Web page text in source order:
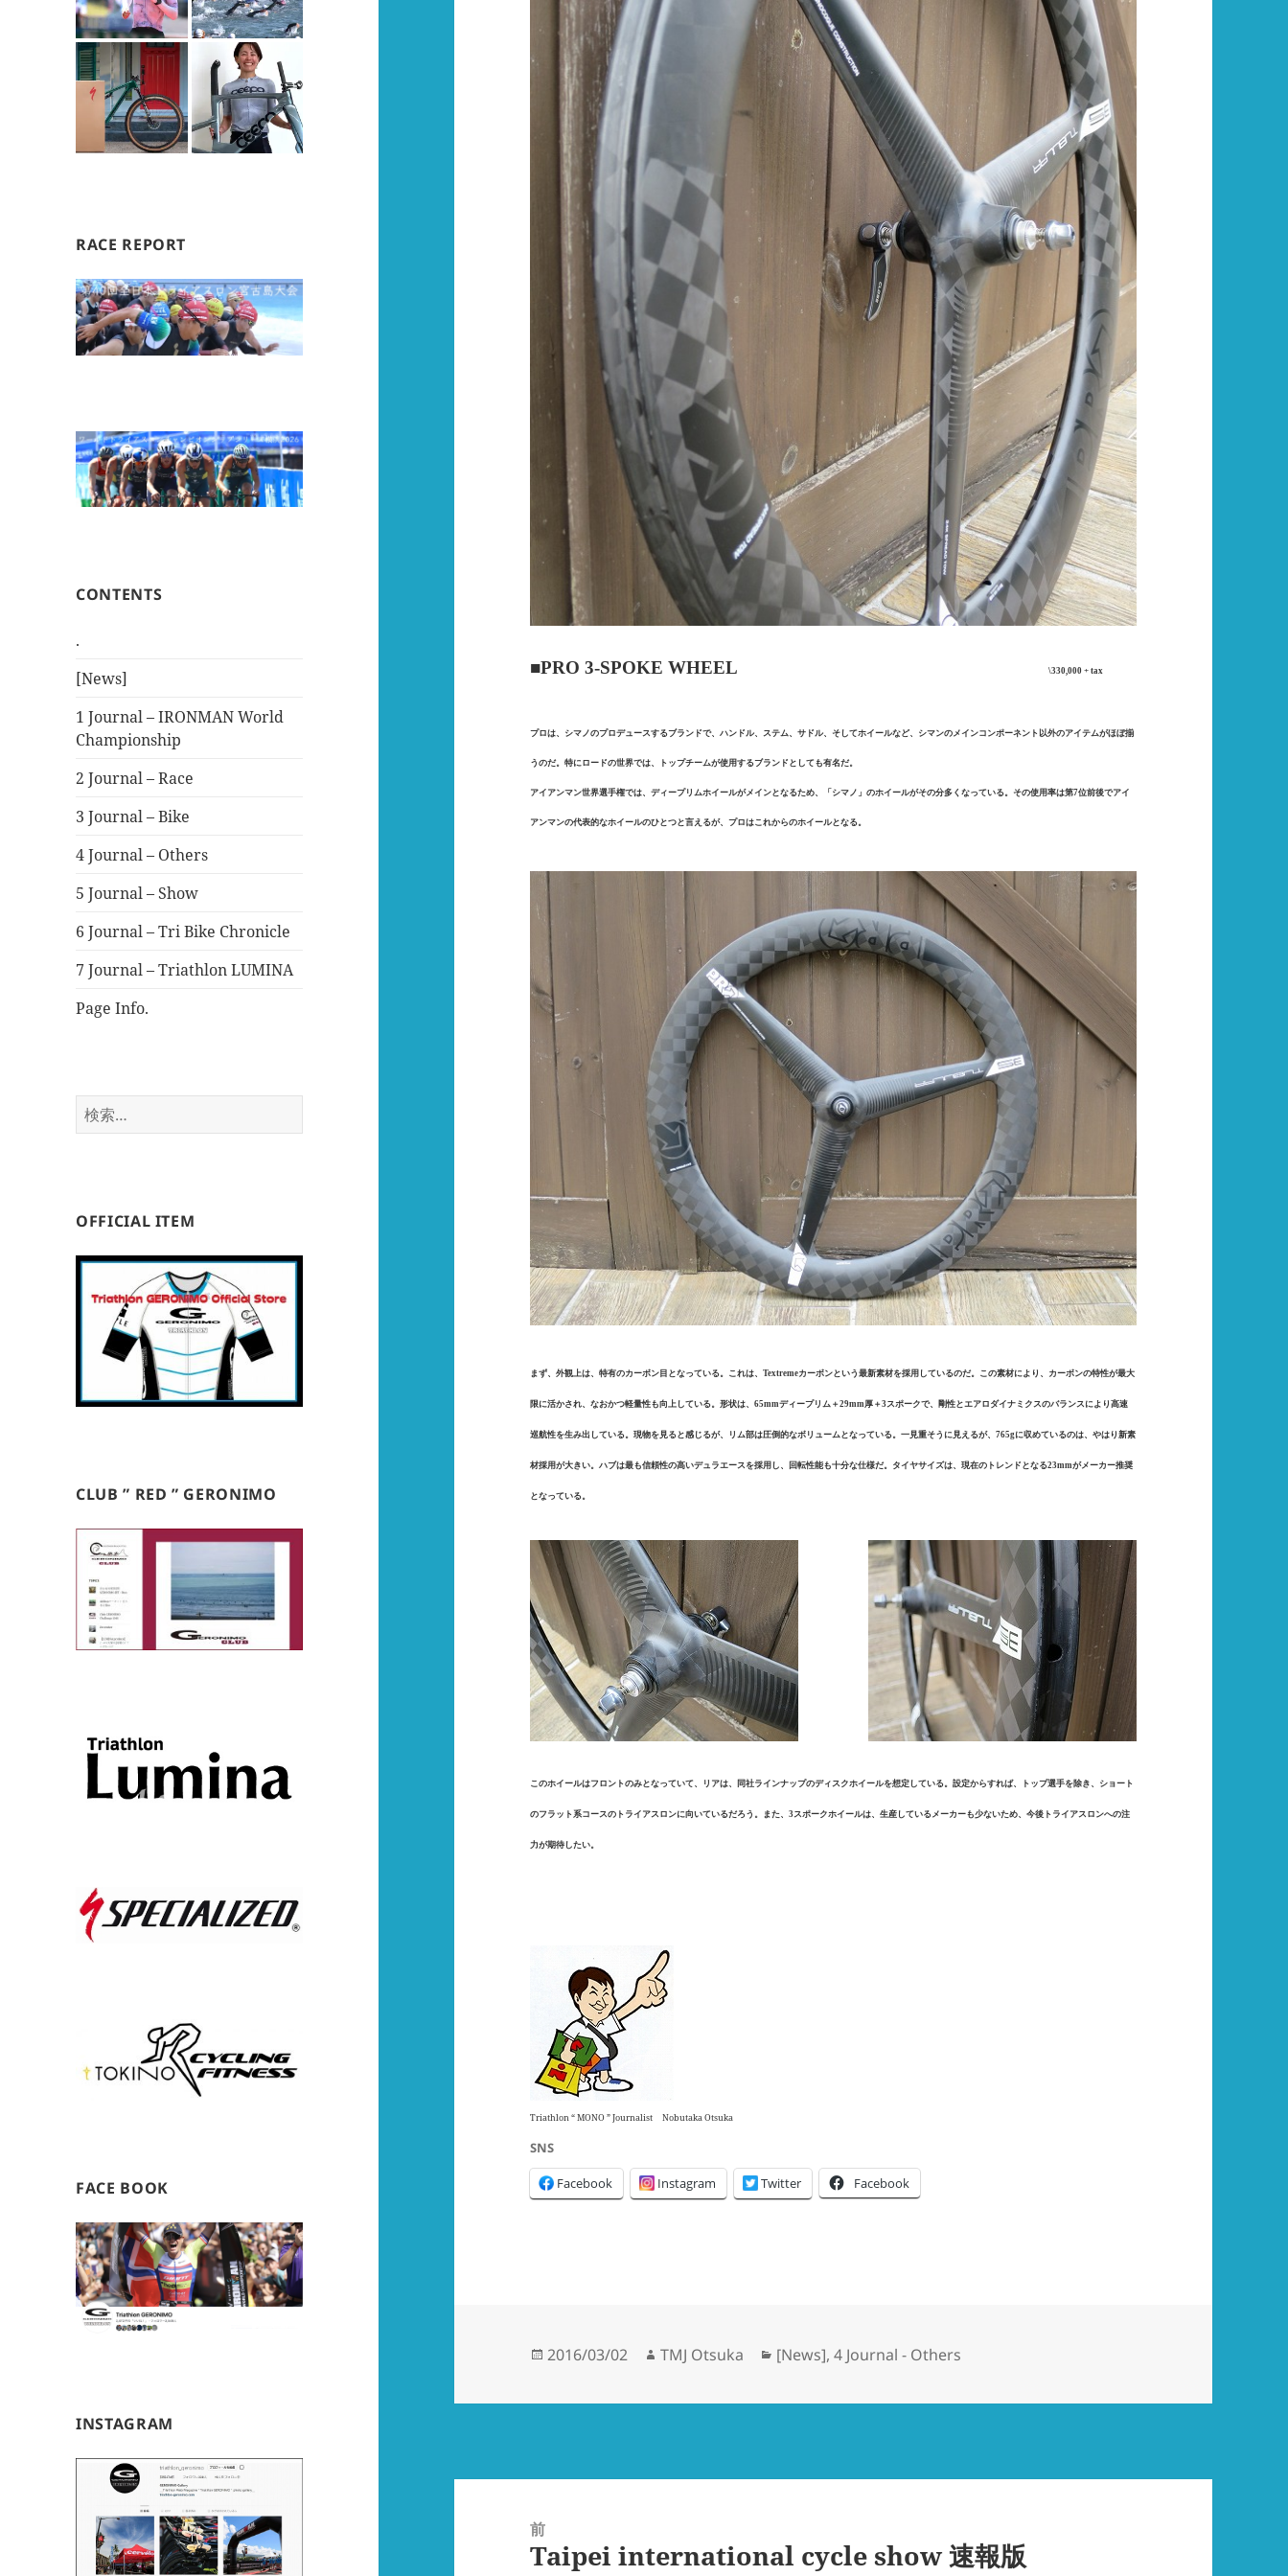
RACE REPORT
CONTENTS
.
[News]
1 Journal – IRONMAN World
Championship
2 Journal – Race
3 Journal – Bike
4 Journal – Others
5 Journal – Show
6 Journal – Tri Bike Chronicle
7 Journal – Triathlon LUMINA
Page Info.
検
索:
OFFICIAL ITEM
CLUB ” RED ” GERONIMO
FACE BOOK
INSTAGRAM
■PRO 3-SPOKE WHEEL\330,000 + tax
プロは、シマノのプロデュースするブランドで、ハンドル、ステム、サドル、そしてホイールなど、シマンのメインコンポーネント以外のアイテムがほぼ揃
うのだ。特にロードの世界では、トップチームが使用するブランドとしても有名だ。
アイアンマン世界選手権では、ディープリムホイールがメインとなるため、「シマノ」のホイールがその分多くなっている。その使用率は第7位前後でアイ
アンマンの代表的なホイールのひとつと言えるが、プロはこれからのホイールとなる。
まず、外観上は、特有のカーボン目となっている。これは、Textremeカーボンという最新素材を採用しているのだ。この素材により、カーボンの特性が最大
限に活かされ、なおかつ軽量性も向上している。形状は、65mmディープリム＋29mm厚＋3スポークで、剛性とエアロダイナミクスのバランスにより高速
巡航性を生み出している。現物を見ると感じるが、リム部は圧倒的なボリュームとなっている。一見重そうに見えるが、765gに収めているのは、やはり新素
材採用が大きい。ハブは最も信頼性の高いデュラエースを採用し、回転性能も十分な仕様だ。タイヤサイズは、現在のトレンドとなる23mmがメーカー推奨
となっている。
このホイールはフロントのみとなっていて、リアは、同社ラインナップのディスクホイールを想定している。設定からすれば、トップ選手を除き、ショート
のフラット系コースのトライアスロンに向いているだろう。また、3スポークホイールは、生産しているメーカーも少ないため、今後トライアスロンへの注
力が期待したい。
Triathlon “ MONO ” Journalist Nobutaka Otsuka
SNS
Facebook Instagram Twitter Facebook
投
日:
2016/03/02
作
者
TMJ Otsuka
カ
ゴ
[News],4 Journal - Others
前
前
Taipei international cycle show 速報版